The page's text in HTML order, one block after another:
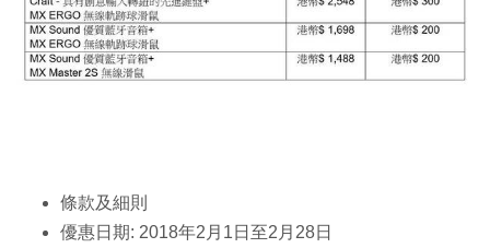
條款及細則
優惠日期: 2018年2月1日至2月28日